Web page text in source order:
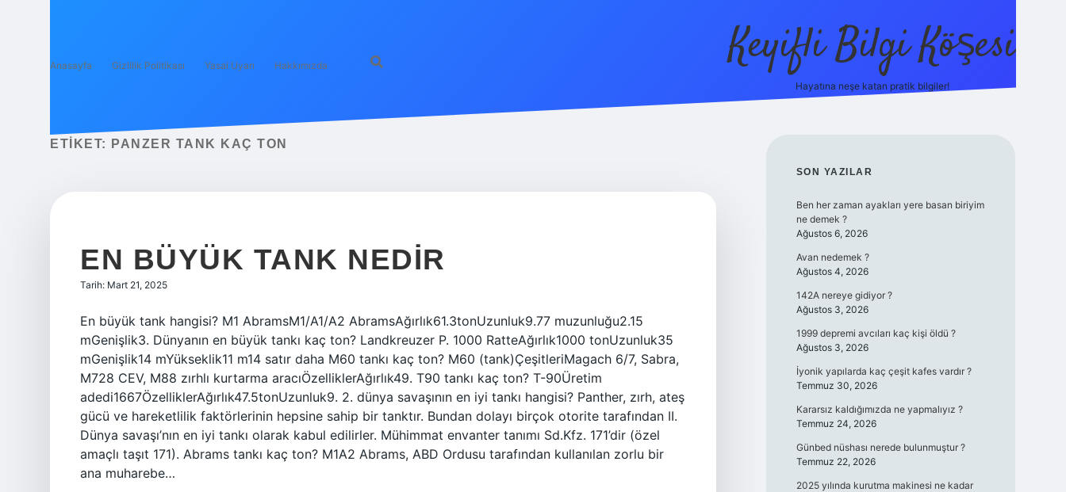
Anasayfa Gizlilik Politikası Yasal Uyarı Hakkımızda Keyifli Bilgi Köşesi
Hayatına neşe katan pratik bilgiler!
ETIKET: PANZER TANK KAÇ TON
EN BÜYÜK TANK NEDIR
Tarih: Mart 21, 2025
En büyük tank hangisi? M1 AbramsM1/A1/A2 AbramsAğırlık61.3tonUzunluk9.77 muzunluğu2.15
mGenişlik3. Dünyanın en büyük tankı kaç ton? Landkreuzer P. 1000 RatteAğırlık1000 tonUzunluk35
mGenişlik14 mYükseklik11 m14 satır daha M60 tankı kaç ton? M60 (tank)ÇeşitleriMagach 6/7, Sabra,
M728 CEV, M88 zırhlı kurtarma aracıÖzelliklerAğırlık49. T90 tankı kaç ton? T-90Üretim
adedi1667ÖzelliklerAğırlık47.5tonUzunluk9. 2. dünya savaşının en iyi tankı hangisi? Panther, zırh, ateş
gücü ve hareketlilik faktörlerinin hepsine sahip bir tanktır. Bundan dolayı birçok otorite tarafından II.
Dünya savaşı’nın en iyi tankı olarak kabul edilirler. Mühimmat envanter tanımı Sd.Kfz. 171’dir (özel
amaçlı taşıt 171). Abrams tankı kaç ton? M1A2 Abrams, ABD Ordusu tarafından kullanılan zorlu bir
ana muharebe…
SIDEBAR
SON YAZILAR
Ben her zaman ayakları yere basan biriyim
ne demek ?
Ağustos 6, 2026
Avan nedemek ?
Ağustos 4, 2026
142A nereye gidiyor ?
Ağustos 3, 2026
1999 depremi avcıları kaç kişi öldü ?
Ağustos 3, 2026
İyonik yapılarda kaç çeşit kafes vardır ?
Temmuz 30, 2026
Kararsız kaldığımızda ne yapmalıyız ?
Temmuz 24, 2026
Günbed nüshası nerede bulunmuştur ?
Temmuz 22, 2026
2025 yılında kurutma makinesi ne kadar